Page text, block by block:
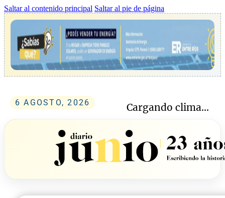
Saltar al contenido principal Saltar al pie de página
6 AGOSTO, 2026 Cargando clima...